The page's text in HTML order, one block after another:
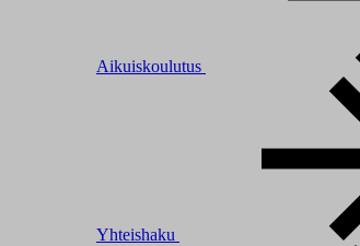
Aikuiskoulutus
Yhteishaku